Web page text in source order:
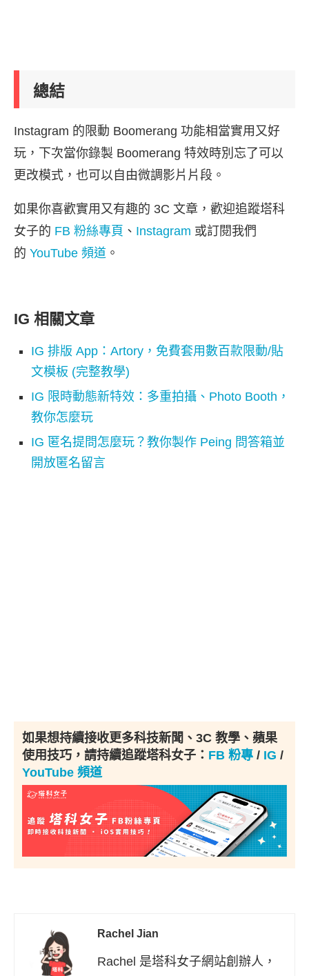
總結
Instagram 的限動 Boomerang 功能相當實用又好
玩，下次當你錄製 Boomerang 特效時別忘了可以
更改模式，也可以自由微調影片片段。
如果你喜歡實用又有趣的 3C 文章，歡迎追蹤塔科
女子的 FB 粉絲專頁 、 Instagram 或訂閱我們
的 YouTube 頻道 。
IG 相關文章
IG 排版 App：Artory，免費套用數百款限動/貼
文模板 (完整教學)
IG 限時動態新特效：多重拍攝、Photo Booth，
教你怎麼玩
IG 匿名提問怎麼玩？教你製作 Peing 問答箱並
開放匿名留言
如果想持續接收更多科技新聞、3C 教學、蘋果
使用技巧，請持續追蹤塔科女子： FB 粉專 / IG /
YouTube 頻道
Rachel Jian
Rachel 是塔科女子網站創辦人，